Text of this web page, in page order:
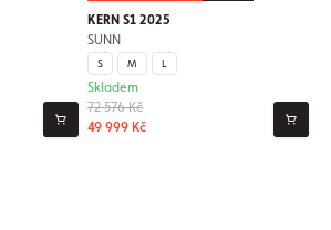
KERN S1 2025
SUNN
S M L
72 576 Kč
49 999 Kč
Skladem